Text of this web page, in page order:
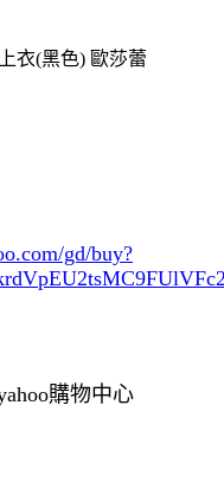
衣(黑色) 歐莎蕾
gd/buy?
購物中心